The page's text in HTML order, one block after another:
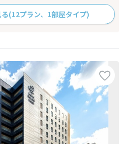
(12プラン、1部屋タイプ)